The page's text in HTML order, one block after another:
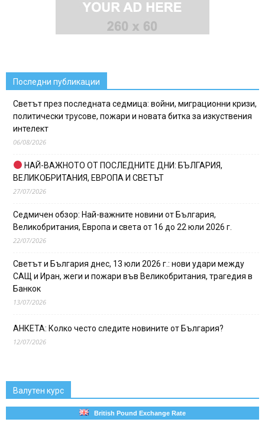
Последни публикации
Светът през последната седмица: войни, миграционни кризи,
политически трусове, пожари и новата битка за изкуствения
интелект
06/08/2026
НАЙ-ВАЖНОТО ОТ ПОСЛЕДНИТЕ ДНИ: БЪЛГАРИЯ,
ВЕЛИКОБРИТАНИЯ, ЕВРОПА И СВЕТЪТ
27/07/2026
Седмичен обзор: Най-важните новини от България,
Великобритания, Европа и света от 16 до 22 юли 2026 г.
22/07/2026
Светът и България днес, 13 юли 2026 г.: нови удари между
САЩ и Иран, жеги и пожари във Великобритания, трагедия в
Банкок
13/07/2026
АНКЕТА: Колко често следите новините от България?
12/07/2026
Валутен курс
British Pound Exchange Rate